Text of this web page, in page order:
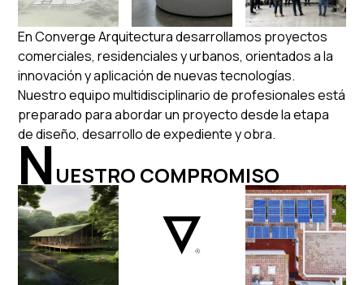
Nuestro
En Converge Arquitectura desarrollamos proyectos
comerciales, residenciales y urbanos, orientados a la
innovación y aplicación de nuevas tecnologías.
Nuestro equipo multidisciplinario de profesionales está
preparado para abordar un proyecto desde la etapa
de diseño, desarrollo de expediente y obra.
NUESTRO COMPROMISO